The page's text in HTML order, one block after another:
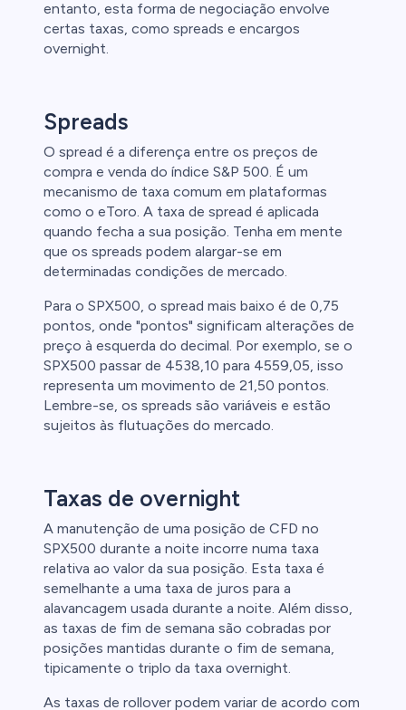
entanto, esta forma de negociação envolve
certas taxas, como spreads e encargos
overnight.
Spreads
O spread é a diferença entre os preços de
compra e venda do índice S&P 500. É um
mecanismo de taxa comum em plataformas
como o eToro. A taxa de spread é aplicada
quando fecha a sua posição. Tenha em mente
que os spreads podem alargar-se em
determinadas condições de mercado.
Para o SPX500, o spread mais baixo é de 0,75
pontos, onde "pontos" significam alterações de
preço à esquerda do decimal. Por exemplo, se o
SPX500 passar de 4538,10 para 4559,05, isso
representa um movimento de 21,50 pontos.
Lembre-se, os spreads são variáveis e estão
sujeitos às flutuações do mercado.
Taxas de overnight
A manutenção de uma posição de CFD no
SPX500 durante a noite incorre numa taxa
relativa ao valor da sua posição. Esta taxa é
semelhante a uma taxa de juros para a
alavancagem usada durante a noite. Além disso,
as taxas de fim de semana são cobradas por
posições mantidas durante o fim de semana,
tipicamente o triplo da taxa overnight.
As taxas de rollover podem variar de acordo com